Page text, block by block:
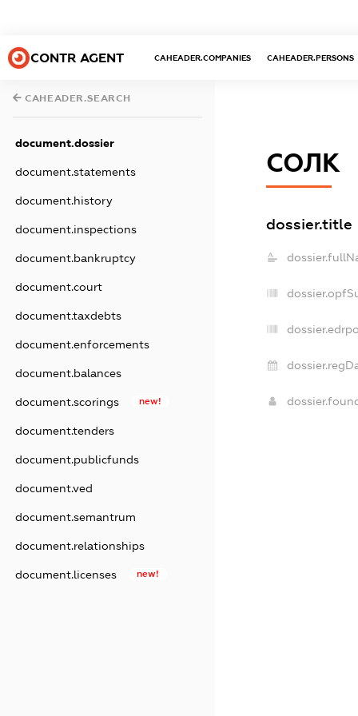
CONTR AGENT CAHEADER.COMPANIES CAHEADER.PERSONS
CAHEADER.SEARCH
document.dossier
document.statements
document.history
document.inspections
document.bankruptcy
document.court
document.taxdebts
document.enforcements
document.balances
document.scorings new!
document.tenders
document.publicfunds
document.ved
document.semantrum
document.relationships
document.licenses new!
СОЛК
dossier.title